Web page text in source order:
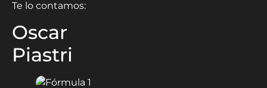
Te lo contamos:
Oscar
Piastri